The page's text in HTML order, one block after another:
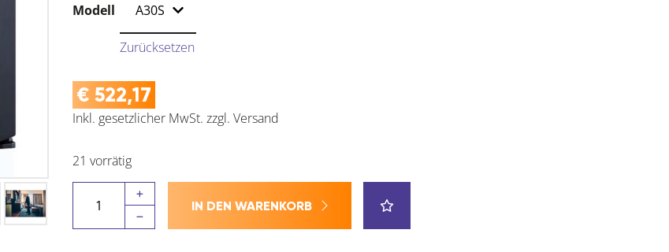
Modell
Zurücksetzen
€ 522,17
Inkl. gesetzlicher MwSt. zzgl. Versand
21 vorrätig
Barkühlschrank
HiPro
IN DEN WARENKORB